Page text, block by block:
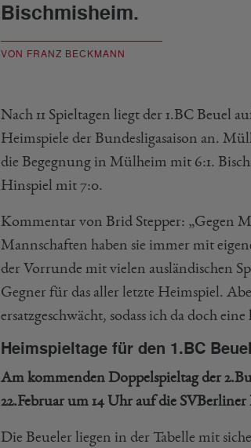
Bischmisheim.
VON FRANZ BECKMANN
Nach 11 Spieltagen liegt der 1.BC Beuel
Heimspiele der Bundesligasaison an.
die Begegnung in Mülheim mit 6:1.
Hinspiel mit 7:0.
Kommentar von Brid Stepper: „Gegen
Mannschaften haben sie immer mit
der Vorrunde mit vielen ausländischen
Gegner für das aller letzte Heimspiel.
ersatzgeschwächt, sodass ich da doch
Heimspieltage für den 1.BC
Am kommenden Doppelspieltag der
22.Februar um 14 Uhr auf die SVBerliner
Die Beueler liegen in der Tabelle mit